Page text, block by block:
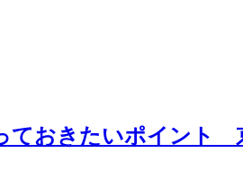
ておきたいポイント